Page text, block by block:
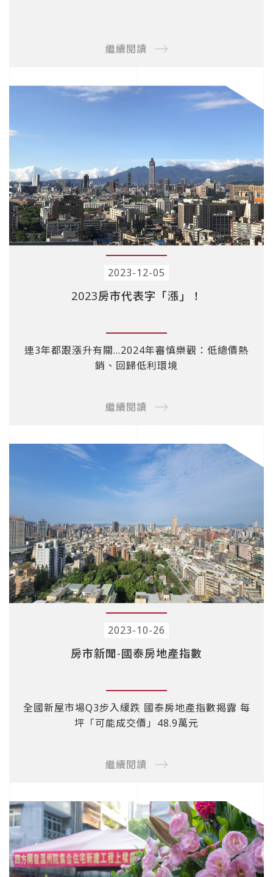
繼續閱讀
2023-12-05
2023房市代表字「漲」！
連3年都跟漲升有關…2024年審慎樂觀：低總價熱
銷、回歸低利環境
繼續閱讀
2023-10-26
房市新聞-國泰房地產指數
全國新屋市場Q3步入緩跌 國泰房地產指數揭露 每
坪「可能成交價」48.9萬元
繼續閱讀